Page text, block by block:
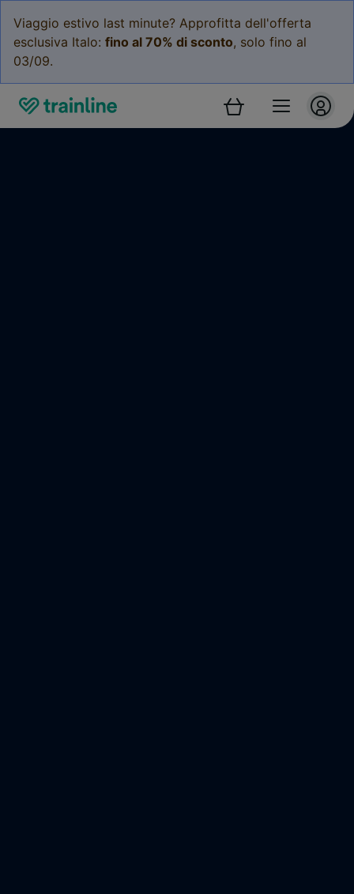
Viaggio estivo last minute? Approfitta dell'offerta
esclusiva Italo: fino al 70% di sconto, solo fino al
03/09.